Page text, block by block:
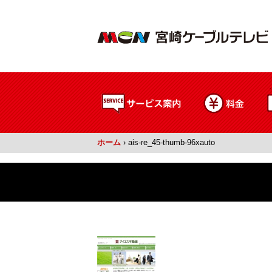
ホーム › ais-re_45-thumb-96xauto